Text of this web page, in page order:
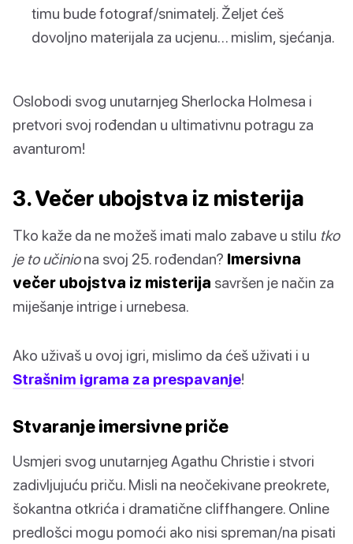
timu bude fotograf/snimatelj. Željet ćeš
dovoljno materijala za ucjenu… mislim, sjećanja.
Oslobodi svog unutarnjeg Sherlocka Holmesa i
pretvori svoj rođendan u ultimativnu potragu za
avanturom!
3. Večer ubojstva iz misterija
Tko kaže da ne možeš imati malo zabave u stilu tko
je to učiniona svoj 25. rođendan? Imersivna
večer ubojstva iz misterija savršen je način za
miješanje intrige i urnebesa.
Ako uživaš u ovoj igri, mislimo da ćeš uživati i u
Strašnim igrama za prespavanje!
Stvaranje imersivne priče
Usmjeri svog unutarnjeg Agathu Christie i stvori
zadivljujuću priču. Misli na neočekivane preokrete,
šokantna otkrića i dramatične cliffhangere. Online
predlošci mogu pomoći ako nisi spreman/na pisati